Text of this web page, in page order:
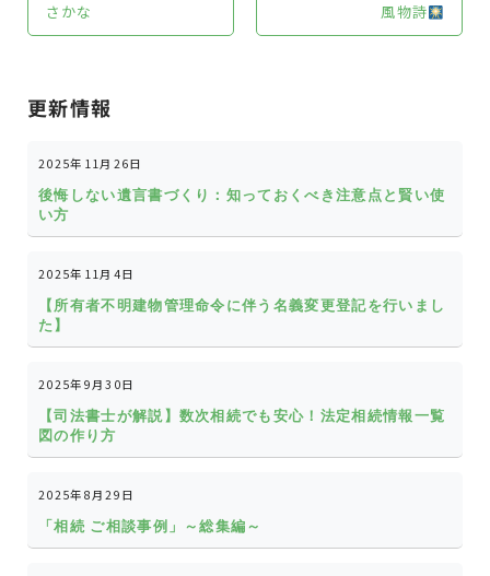
さかな 風物詩
更新情報
2025年11月26日
後悔しない遺言書づくり：知っておくべき注意点と賢い使
い方
2025年11月4日
【所有者不明建物管理命令に伴う名義変更登記を行いまし
た】
2025年9月30日
【司法書士が解説】数次相続でも安心！法定相続情報一覧
図の作り方
2025年8月29日
「相続 ご相談事例」～総集編～